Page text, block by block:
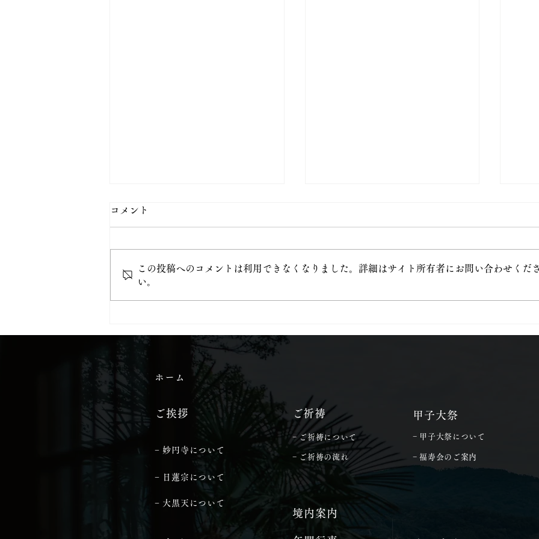
コメント
この投稿へのコメントは利用できなくなりました。詳細はサイト所有者にお問い合わせくだ
い。
ホーム
ご挨拶
− 妙円寺について
− 日蓮宗について
− 大黒天について
​ご祈祷
− ご祈祷について
甲子大祭
− 甲子大祭について
境内案内
− ご祈祷の流れ − 福寿会のご案内